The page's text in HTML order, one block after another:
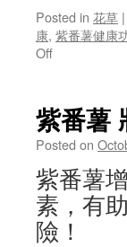
Posted in 花草 |
康, 紫番薯健康
Offon
薯
支
持
睛
健
康
紫番薯
Posted on
紫番薯
素，有
險！